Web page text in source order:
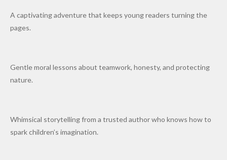
A captivating adventure that keeps young readers turning the
pages.
Gentle moral lessons about teamwork, honesty, and protecting
nature.
Whimsical storytelling from a trusted author who knows how to
spark children’s imagination.